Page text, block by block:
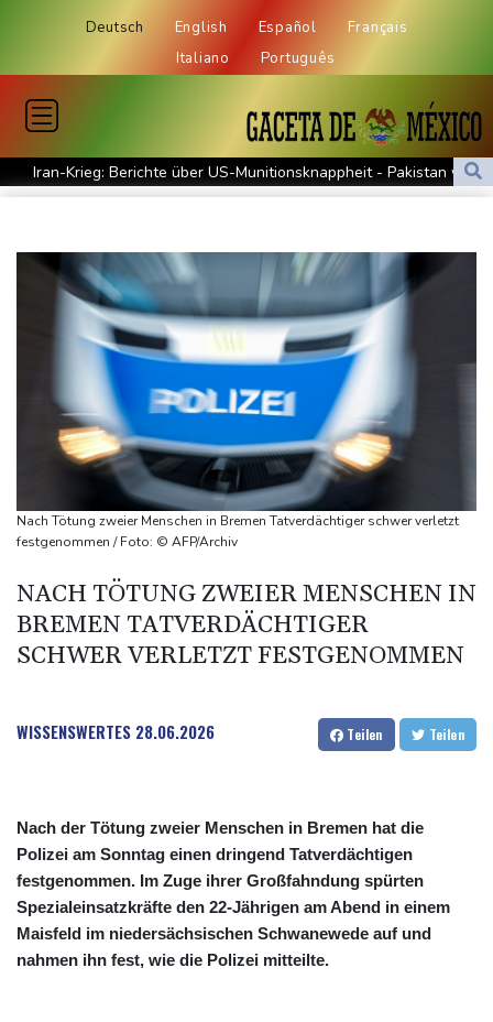
Deutsch English Español
Français
Italiano
Português
Iran-Krieg: Berichte über US-Munitionsknappheit - Pakistan will
neue Gespräche
Luftsicherheit
Für zwei Jahre: Salah-Wechsel zu Trabzonspor perfekt
Niedrigwasser: Bilger erwägt Aufhebung von Sonn- und
Feiertagsfahrverbot für Lkw
Kritik von Naturschützern: Kreuzfahrtbranche weiter auf "fossilem
Kurs"
Knöchelbruch: Lamparter muss nach Sturz operiert werden
Medien: Ukrainisches Flugzeug in Leipzig neben Drohne war mit
Munition beladen
Schauspielerin Iris Berben bekommt Deutschen Kulturpolitikpreis
gesunken
Papst Leo bei Besuch in Assisi von tausenden jungen Menschen
begeistert empfangen
Nach Tötung zweier Menschen in Bremen Tatverdächtiger schwer verletzt
festgenommen / Foto: © AFP/Archiv
NACH TÖTUNG ZWEIER MENSCHEN IN
BREMEN TATVERDÄCHTIGER
SCHWER VERLETZT FESTGENOMMEN
WISSENSWERTES 28.06.2026 Teilen Teilen
Nach der Tötung zweier Menschen in Bremen hat die
Polizei am Sonntag einen dringend Tatverdächtigen
festgenommen. Im Zuge ihrer Großfahndung spürten
Spezialeinsatzkräfte den 22-Jährigen am Abend in einem
Maisfeld im niedersächsischen Schwanewede auf und
nahmen ihn fest, wie die Polizei mitteilte.